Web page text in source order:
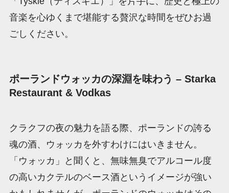
音楽を心ゆくまで堪能する贅沢な時間をぜひお過
ごしください。
ポーランドウォッカの深淵を味わう – Starka
Restaurant & Vodkas
クラクフの夜の魅力を語る際、ポーランドの誇る
魂の酒、ウォッカを外すわけにはいきません。
「ウォッカ」と聞くと、無味無臭でアルコール度
の高いカクテルのベース酒というイメージが強い